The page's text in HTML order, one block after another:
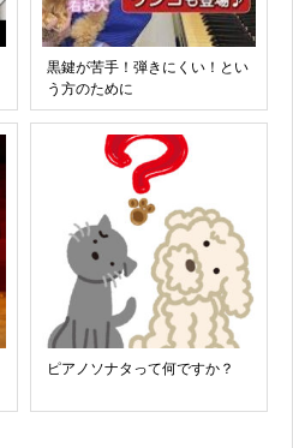
黒鍵が苦手！弾きにくい！とい
う方のために
ピアノソナタって何ですか？